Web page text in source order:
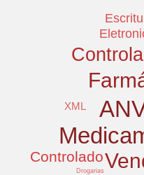
Controlado
XML
Drogarias